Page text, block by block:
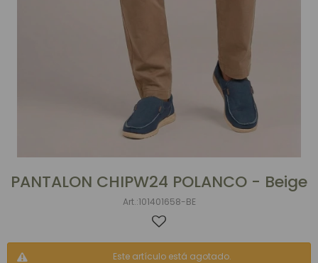
PANTALON CHIPW24 POLANCO - Beige
101401658-BE
Este artículo está agotado.